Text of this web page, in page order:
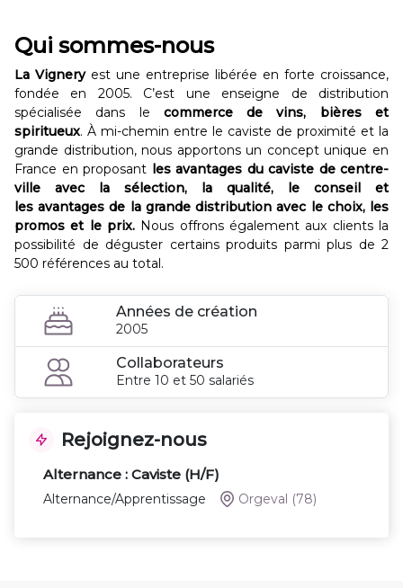
Qui sommes-nous
La Vignery est une entreprise libérée en forte croissance,
fondée en 2005. C’est une enseigne de distribution
spécialisée dans le commerce de vins, bières et
spiritueux. À mi-chemin entre le caviste de proximité et la
grande distribution, nous apportons un concept unique en
France en proposant les avantages du caviste de centre-
ville avec la sélection, la qualité, le conseil et
les avantages de la grande distribution avec le choix, les
promos et le prix. Nous offrons également aux clients la
possibilité de déguster certains produits parmi plus de 2
500 références au total.
Années de création
2005
Collaborateurs
Entre 10 et 50 salariés
Rejoignez-nous
Alternance : Caviste (H/F)
Alternance/Apprentissage Orgeval (78)